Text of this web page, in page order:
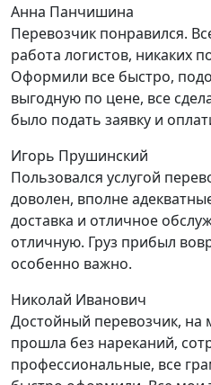
Анна Панчишина
Перевозчик понравился.
работа логистов, никаких
Оформили все быстро,
выгодную по цене, все
было подать заявку и
Игорь Прушинский
Пользовался услугой
доволен, вполне
доставка и отличное
отличную. Груз прибыл
особенно важно.
Николай Иванович
Достойный перевозчик, на
прошла без нареканий,
профессиональные, все